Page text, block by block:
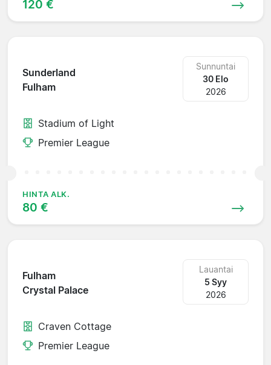
120 €
Sunderland
Fulham
Sunnuntai
30 Elo
2026
Stadium of Light
Premier League
HINTA ALK.
80 €
Fulham
Crystal Palace
Lauantai
5 Syy
2026
Craven Cottage
Premier League